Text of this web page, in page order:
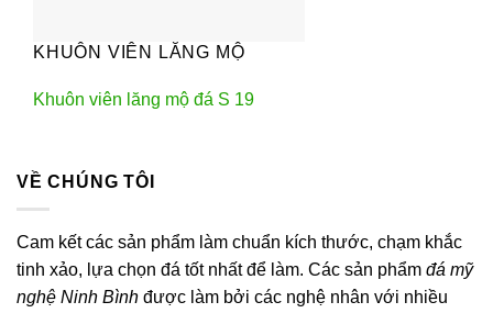
KHUÔN VIÊN LĂNG MỘ
Khuôn viên lăng mộ đá S 19
VỀ CHÚNG TÔI
Cam kết các sản phẩm làm chuẩn kích thước, chạm khắc
tinh xảo, lựa chọn đá tốt nhất để làm. Các sản phẩm đá mỹ
nghệ Ninh Bình được làm bởi các nghệ nhân với nhiều